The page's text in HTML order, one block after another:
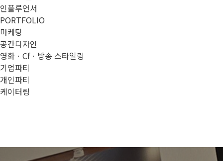
인플루언서
PORTFOLIO
마케팅
공간디자인
영화ㆍCfㆍ방송 스타일링
기업파티
개인파티
케이터링